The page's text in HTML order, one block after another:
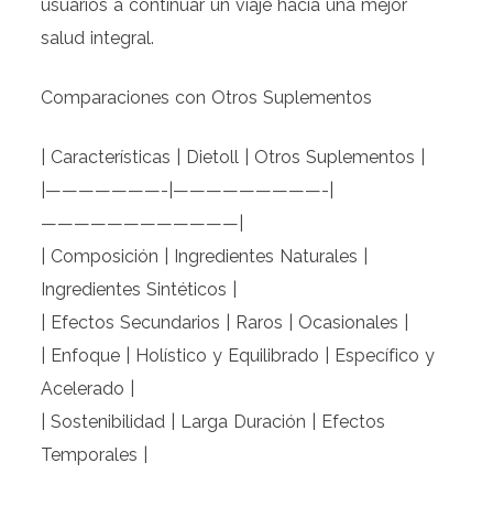
usuarios a continuar un viaje hacia una mejor
salud integral.
Comparaciones con Otros Suplementos
| Características | Dietoll | Otros Suplementos |
|———————-|—————————-|
————————————|
| Composición | Ingredientes Naturales |
Ingredientes Sintéticos |
| Efectos Secundarios | Raros | Ocasionales |
| Enfoque | Holístico y Equilibrado | Específico y
Acelerado |
| Sostenibilidad | Larga Duración | Efectos
Temporales |